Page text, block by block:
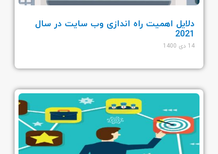
دلایل اهمیت راه اندازی وب سایت در سال
2021
14 دی 1400